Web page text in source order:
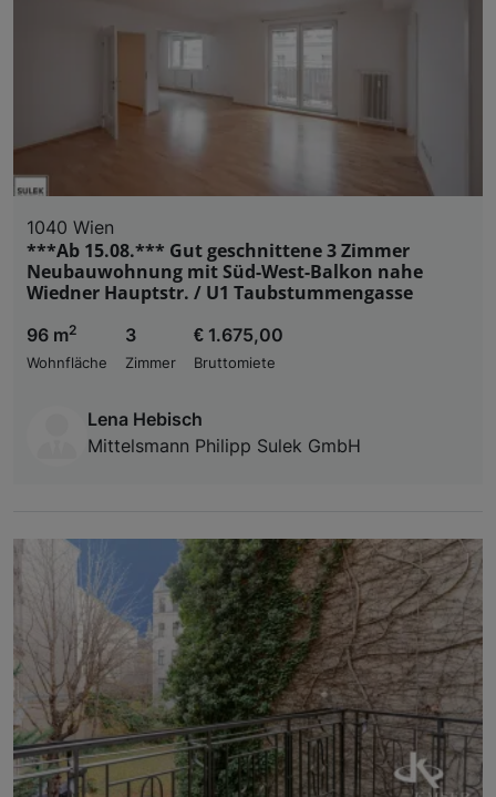
1040 Wien
***Ab 15.08.*** Gut geschnittene 3 Zimmer
Neubauwohnung mit Süd-West-Balkon nahe
Wiedner Hauptstr. / U1 Taubstummengasse
96 m2
Wohnfläche
3
Zimmer
€ 1.675,00
Bruttomiete
Lena Hebisch
Mittelsmann Philipp Sulek GmbH